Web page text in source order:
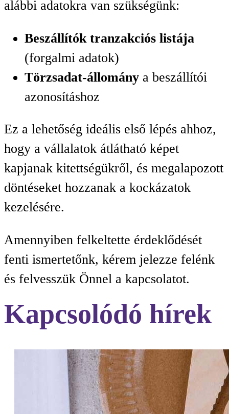
alábbi adatokra van szükségünk:
Beszállítók tranzakciós listája
(forgalmi adatok)
Törzsadat-állomány a beszállítói
azonosításhoz
Ez a lehetőség ideális első lépés ahhoz,
hogy a vállalatok átlátható képet
kapjanak kitettségükről, és megalapozott
döntéseket hozzanak a kockázatok
kezelésére.
Amennyiben felkeltette érdeklődését
fenti ismertetőnk, kérem jelezze felénk
és felvesszük Önnel a kapcsolatot.
Kapcsolódó hírek